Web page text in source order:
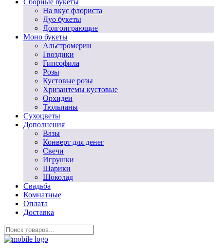
Сборные букеты
На вкус флориста
Дуо букеты
Долгоиграющие
Моно букеты
Альстромерии
Гвоздики
Гипсофила
Розы
Кустовые розы
Хризантемы кустовые
Орхидеи
Тюльпаны
Сухоцветы
Дополнения
Вазы
Конверт для денег
Свечи
Игрушки
Шарики
Шоколад
Свадьба
Комнатные
Оплата
Доставка